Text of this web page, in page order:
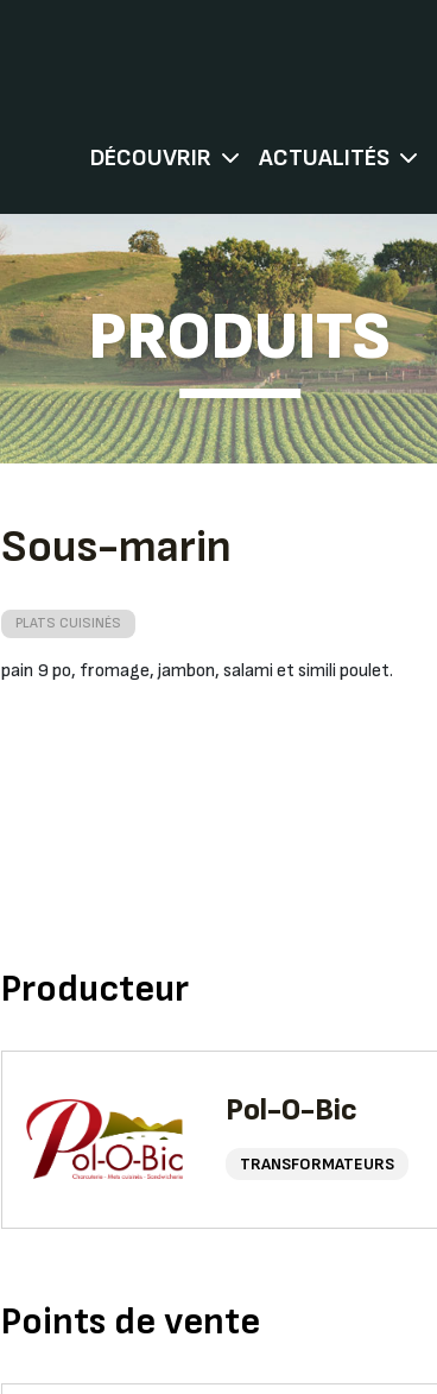
DÉCOUVRIR ACTUALITÉS
PRODUITS
Sous-marin
PLATS CUISINÉS
pain 9 po, fromage, jambon, salami et simili poulet.
Producteur
Pol-O-Bic
TRANSFORMATEURS
Points de vente